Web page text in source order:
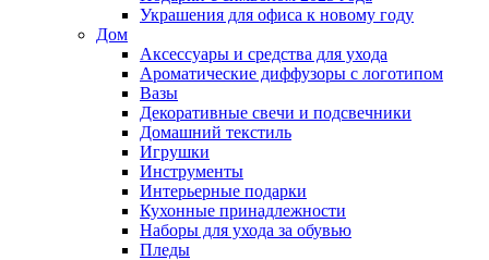
Украшения для офиса к новому году
Дом
Аксессуары и средства для ухода
Ароматические диффузоры с логотипом
Вазы
Декоративные свечи и подсвечники
Домашний текстиль
Игрушки
Инструменты
Интерьерные подарки
Кухонные принадлежности
Наборы для ухода за обувью
Пледы